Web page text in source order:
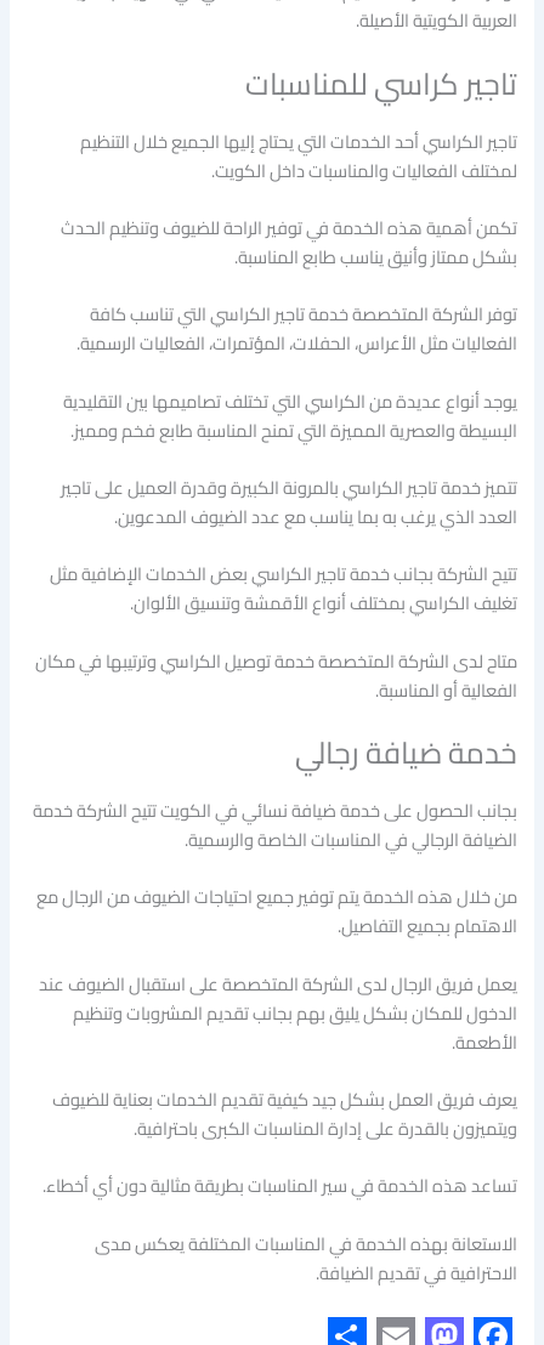
العربية الكويتية الأصيلة.
تاجير كراسي للمناسبات
تاجير الكراسي أحد الخدمات التي يحتاج إليها الجميع خلال التنظيم
لمختلف الفعاليات والمناسبات داخل الكويت.
تكمن أهمية هذه الخدمة في توفير الراحة للضيوف وتنظيم الحدث
بشكل ممتاز وأنيق يناسب طابع المناسبة.
توفر الشركة المتخصصة خدمة تاجير الكراسي التي تناسب كافة
الفعاليات مثل الأعراس، الحفلات، المؤتمرات، الفعاليات الرسمية.
يوجد أنواع عديدة من الكراسي التي تختلف تصاميمها بين التقليدية
البسيطة والعصرية المميزة التي تمنح المناسبة طابع فخم ومميز.
تتميز خدمة تاجير الكراسي بالمرونة الكبيرة وقدرة العميل على تاجير
العدد الذي يرغب به بما يناسب مع عدد الضيوف المدعوين.
تتيح الشركة بجانب خدمة تاجير الكراسي بعض الخدمات الإضافية مثل
تغليف الكراسي بمختلف أنواع الأقمشة وتنسيق الألوان.
متاح لدى الشركة المتخصصة خدمة توصيل الكراسي وترتيبها في مكان
الفعالية أو المناسبة.
خدمة ضيافة رجالي
بجانب الحصول على خدمة ضيافة نسائي في الكويت تتيح الشركة خدمة
الضيافة الرجالي في المناسبات الخاصة والرسمية.
من خلال هذه الخدمة يتم توفير جميع احتياجات الضيوف من الرجال مع
الاهتمام بجميع التفاصيل.
يعمل فريق الرجال لدى الشركة المتخصصة على استقبال الضيوف عند
الدخول للمكان بشكل يليق بهم بجانب تقديم المشروبات وتنظيم
الأطعمة.
يعرف فريق العمل بشكل جيد كيفية تقديم الخدمات بعناية للضيوف
ويتميزون بالقدرة على إدارة المناسبات الكبرى باحترافية.
تساعد هذه الخدمة في سير المناسبات بطريقة مثالية دون أي أخطاء.
الاستعانة بهذه الخدمة في المناسبات المختلفة يعكس مدى
الاحترافية في تقديم الضيافة.